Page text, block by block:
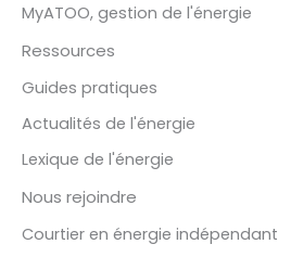
MyATOO, gestion de l'énergie
Ressources
Guides pratiques
Actualités de l'énergie
Lexique de l'énergie
Nous rejoindre
Courtier en énergie indépendant